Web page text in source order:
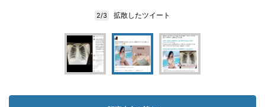
2/3 拡散したツイート